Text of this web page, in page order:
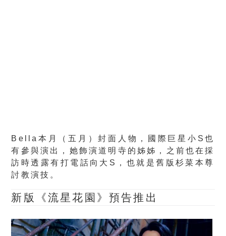
Bella本月（五月）封面人物，國際巨星小S也
有參與演出，她飾演道明寺的姊姊，之前也在採
訪時透露有打電話向大S，也就是舊版杉菜本尊
討教演技。
新版《流星花園》預告推出